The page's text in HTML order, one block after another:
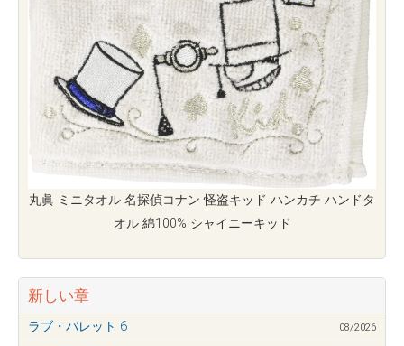
丸眞 ミニタオル 名探偵コナン 怪盗キッド ハンカチ ハンドタ
オル 綿100% シャイニーキッド
新しい章
ラブ・バレット 6 08/2026